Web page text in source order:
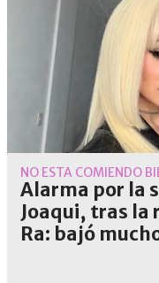
NO ESTÁ COMIENDO
Alarma por la
Joaqui, tras la
Ra: bajó